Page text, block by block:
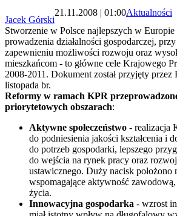
Jacek Górski
21.11.2008 | 01:00Aktualności
Stworzenie w Polsce najlepszych w
prowadzenia działalności gospodarczej,
zapewnieniu możliwości rozwoju oraz
mieszkańcom - to główne cele Krajowego
2008-2011. Dokument został przyjęty
listopada br.
Reformy w ramach KPR
priorytetowych obszarach:
Aktywne społeczeństwo - realizacja
do podniesienia jakości kształcenia i
do potrzeb gospodarki, lepszego
do wejścia na rynek pracy oraz
ustawicznego. Duży nacisk położono
wspomagające aktywność
życia.
Innowacyjna gospodarka - wzrost